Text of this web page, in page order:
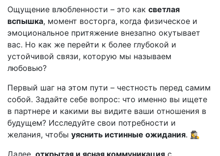
Ощущение влюбленности – это как светлая
вспышка, момент восторга, когда физическое и
эмоциональное притяжение внезапно окутывает
вас. Но как же перейти к более глубокой и
устойчивой связи, которую мы называем
любовью?
Первый шаг на этом пути – честность перед самим
собой. Задайте себе вопрос: что именно вы ищете
в партнере и какими вы видите ваши отношения в
будущем? Исследуйте свои потребности и
желания, чтобы уяснить истинные ожидания. 🕵️‍♀️
Далее, открытая и ясная коммуникация с